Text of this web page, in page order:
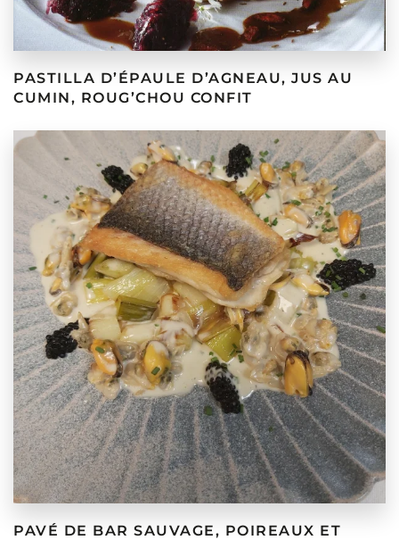
PASTILLA D’ÉPAULE D’AGNEAU, JUS AU
CUMIN, ROUG’CHOU CONFIT
PAVÉ DE BAR SAUVAGE, POIREAUX ET